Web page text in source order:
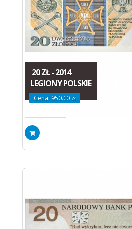
20 ZŁ - 2014
LEGIONY POLSKIE
Cena: 950.00 zł